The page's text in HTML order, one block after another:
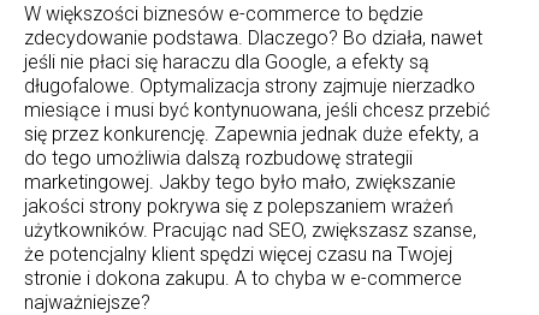
W większości biznesów e-commerce to będzie
zdecydowanie podstawa. Dlaczego? Bo działa, nawet
jeśli nie płaci się haraczu dla Google, a efekty są
długofalowe. Optymalizacja strony zajmuje nierzadko
miesiące i musi być kontynuowana, jeśli chcesz przebić
się przez konkurencję. Zapewnia jednak duże efekty, a
do tego umożliwia dalszą rozbudowę strategii
marketingowej. Jakby tego było mało, zwiększanie
jakości strony pokrywa się z polepszaniem wrażeń
użytkowników. Pracując nad SEO, zwiększasz szanse,
że potencjalny klient spędzi więcej czasu na Twojej
stronie i dokona zakupu. A to chyba w e-commerce
najważniejsze?